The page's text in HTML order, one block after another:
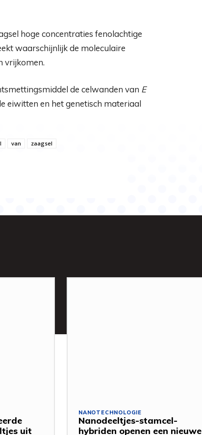
hoge concentraties fenolachtige
waarschijnlijk de moleculaire
vrijkomen.
de celwanden van E
eiwitten en het genetisch materiaal
van zaagsel
uit
NANOTECHNOLOGIE
Nanodeeltjes-stamcel-
hybriden openen een nieuwe